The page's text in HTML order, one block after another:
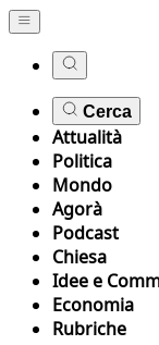
Cerca
Attualità
Politica
Mondo
Agorà
Podcast
Chiesa
Idee e
Economia
Rubriche